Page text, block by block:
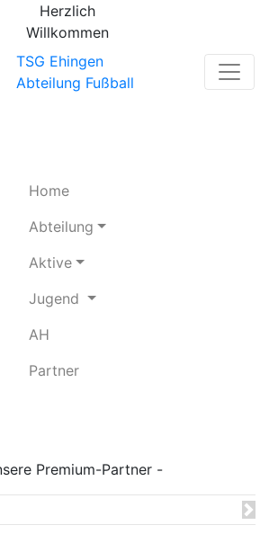
Herzlich
Willkommen
TSG Ehingen
Abteilung Fußball
Home(current)
Abteilung
Aktive
Jugend
AH
Partner(current)
Premium-Partner -